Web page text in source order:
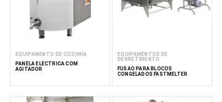
EQUIPAMENTO DE COZINHA
PANELA ELÉCTRICA COM
AGITADOR
EQUIPAMENTOS DE
DERRETIMENTO
FUSÃO PARA BLOCOS
CONGELADOS FASTMELTER